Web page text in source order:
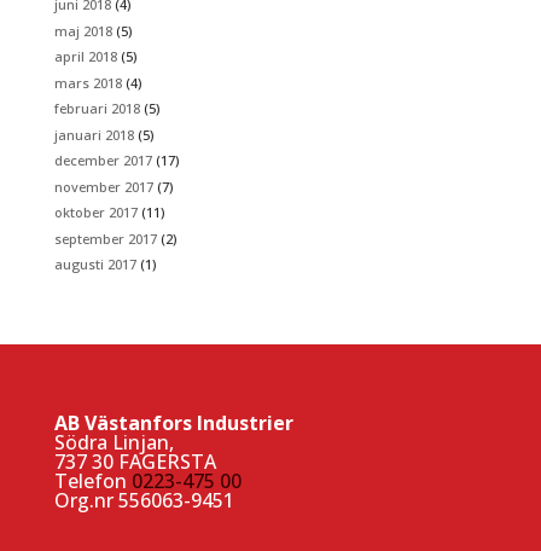
juni 2018(4)
maj 2018(5)
april 2018(5)
mars 2018(4)
februari 2018(5)
januari 2018(5)
december 2017(17)
november 2017(7)
oktober 2017(11)
september 2017(2)
augusti 2017(1)
AB Västanfors Industrier
Södra Linjan,
737 30 FAGERSTA
Telefon 0223-475 00
Org.nr 556063-9451